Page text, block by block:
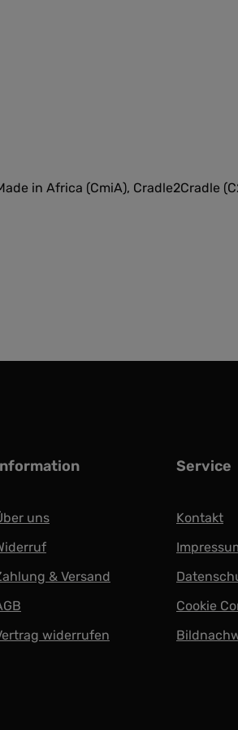
in Africa (CmiA), Cradle2Cradle
uns
& Versand
widerrufen
Service
Kontakt
Cookie